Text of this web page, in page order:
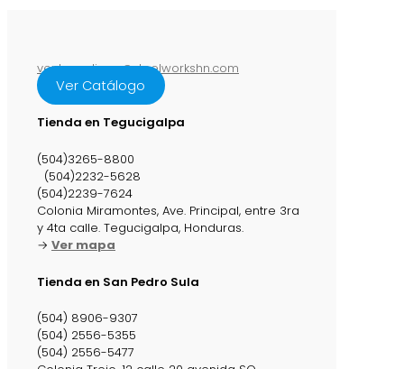
ventasenlinea@steelworkshn.com
Ver Catálogo
Tienda en Tegucigalpa
(504)3265-8800
(504)2232-5628
(504)2239-7624
Colonia Miramontes, Ave. Principal, entre 3ra
y 4ta calle. Tegucigalpa, Honduras.
→ Ver mapa
Tienda en San Pedro Sula
(504) 8906-9307
(504) 2556-5355
(504) 2556-5477